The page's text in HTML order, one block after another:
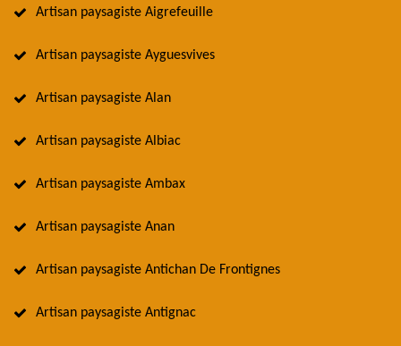
Artisan paysagiste Aigrefeuille
Artisan paysagiste Ayguesvives
Artisan paysagiste Alan
Artisan paysagiste Albiac
Artisan paysagiste Ambax
Artisan paysagiste Anan
Artisan paysagiste Antichan De Frontignes
Artisan paysagiste Antignac